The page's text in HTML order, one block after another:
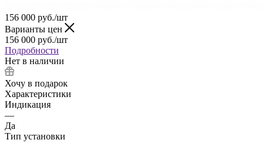
156 000 руб./шт
Варианты цен
156 000 руб./шт
Подробности
Нет в наличии
Хочу в подарок
Характеристики
Индикация
—
Да
Тип установки